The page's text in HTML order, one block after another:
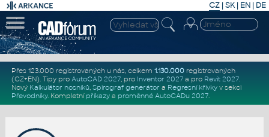
CZ | SK| EN | DE
Přes 123.000 registrovaných u nás, celkem 1.130.000registrovaných
(CZ+EN). Tipy pro AutoCAD 2027, pro Inventor 2027a pro Revit 2027.
Nový Kalkulátor nosníků, Spirograf generátor a Regresní křivkyv sekci
Převodníky. Kompletní příkazya proměnné AutoCADu 2027.